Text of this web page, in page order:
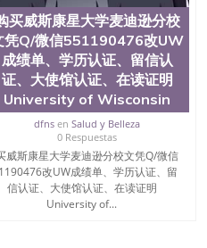
1、客户提供相关材料，确
注册申请账号，付定金；
，完成结果书留服直接邮寄
所使用的材料，尺寸大
复合重叠。 文字图案浮雕，
大海外客户群体的认可，同
，成绩单，资格证，学生
掌握的海外学历文凭的样
客户的需求。 我们的优
，为您倾情诠释什么是高性
、教育部认证,录取通知
证、成绩单、文凭、学历
凭、文凭毕业证、毕业证
买威斯康星大学麦迪逊分校
凭Q/微信551190476改UW
成绩单、学历认证、留信认
证、大使馆认证、在读证明
University of Wisconsin
dfns enSalud y Belleza
0 Respuestas
威斯康星大学麦迪逊分校文凭Q/微信
改UW成绩单、学历认证、留
信认证、大使馆认证、在读证明
University of...